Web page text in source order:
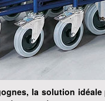
la solution